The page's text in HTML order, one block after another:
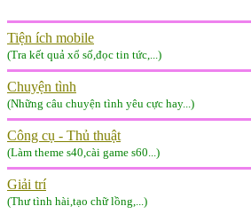
Tiện ích mobile
(Tra kết quả xổ số,đọc tin tức,...)
Chuyện tình
(Những câu chuyện tình yêu cực hay...)
Công cụ - Thủ thuật
(Làm theme s40,cài game s60...)
Giải trí
(Thư tình hài,tạo chữ lồng,...)